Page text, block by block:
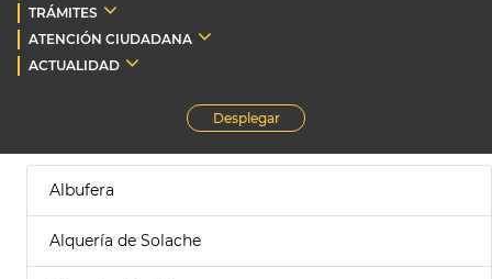
TRÁMITES
ATENCIÓN CIUDADANA
ACTUALIDAD
Desplegar
Albufera
Alquería de Solache